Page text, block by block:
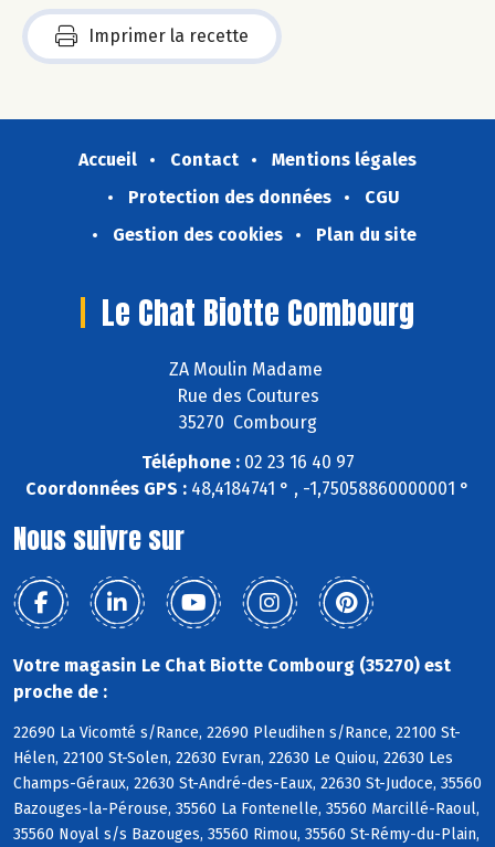
Imprimer la recette
Accueil Contact
Mentions légales
Protection des données
CGU
Gestion des cookies
Plan du site
Le Chat Biotte Combourg
ZA Moulin Madame
Rue des Coutures
35270 Combourg
Téléphone :02 23 16 40 97
Coordonnées GPS : 48,4184741 ° , -1,75058860000001 °
Nous suivre sur
Votre magasin Le Chat Biotte Combourg (35270) est
proche de :
22690 La Vicomté s/Rance, 22690 Pleudihen s/Rance, 22100 St-
Hélen, 22100 St-Solen, 22630 Evran, 22630 Le Quiou, 22630 Les
Champs-Géraux, 22630 St-André-des-Eaux, 22630 St-Judoce, 35560
Bazouges-la-Pérouse, 35560 La Fontenelle, 35560 Marcillé-Raoul,
35560 Noyal s/s Bazouges, 35560 Rimou, 35560 St-Rémy-du-Plain,